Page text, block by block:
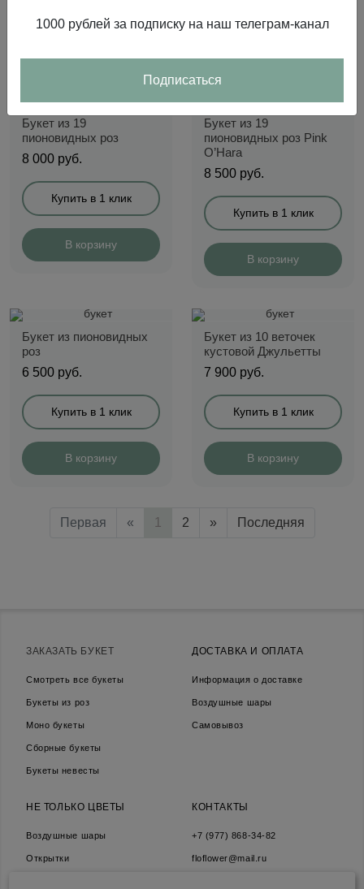
Букет из 19
пионовидных роз
8 000 руб.
Купить в 1 клик
В корзину
Букет из 19
пионовидных роз Pink
O’Hara
8 500 руб.
Купить в 1 клик
В корзину
Букет из пионовидных
роз
6 500 руб.
Купить в 1 клик
В корзину
Букет из 10 веточек
кустовой Джульетты
7 900 руб.
Купить в 1 клик
В корзину
Первая « 1 2 » Последняя
ЗАКАЗАТЬ БУКЕТ
Смотреть все букеты
Букеты из роз
Моно букеты
Сборные букеты
Букеты невесты
НЕ ТОЛЬКО ЦВЕТЫ
Воздушные шары
Открытки
ДОСТАВКА И ОПЛАТА
Информация о доставке
Воздушные шары
Самовывоз
КОНТАКТЫ
+7 (977) 868-34-82
floflower@mail.ru
1000 рублей за подписку на наш телеграм-канал
Подписаться